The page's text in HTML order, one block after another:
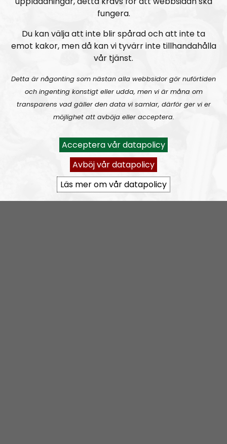
kommer vi att hålla dig uppdaterad om en del av
vill dölja för smålänningen i gemen. Vi gräver i notiser
för att finna det som systemet försöker sopa under
Vi vänder inte blad, vi försöker vända på vart enda
blad.
Prenumerera på NR Småland med
RSS
https://nordiskradio.se/?format=mp3-
rss&show=nr-smland
NR Småland #130:Tillbakablicken.
fungera.
Du kan välja att inte blir spårad och att inte ta
emot kakor, men då kan vi tyvärr inte tillhandahålla
vår tjänst.
Detta är någonting som nästan alla webbsidor gör nuförtiden
och ingenting konstigt eller udda, men vi är måna om
transparens vad gäller den data vi samlar, därför ger vi er
möjlighet att avböja eller acceptera.
Acceptera vår datapolicy
Avböj vår datapolicy
Läs mer om vår datapolicy